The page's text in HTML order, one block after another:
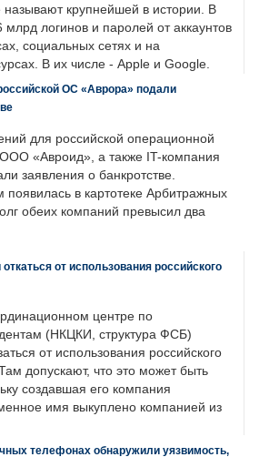
крупнейшей в истории. В
млрд логинов и паролей от аккаунтов
социальных сетях и на
В их числе - Apple и Google.
ОС «Аврора» подали
для российской операционной
«Авроид», а также IT-компания
заявления о банкротстве.
в картотеке Арбитражных
обеих компаний превысил два
от использования российского
центре по
(НКЦКИ, структура ФСБ)
от использования российского
допускают, что это может быть
создавшая его компания
имя выкуплено компанией из
телефонах обнаружили уязвимость,